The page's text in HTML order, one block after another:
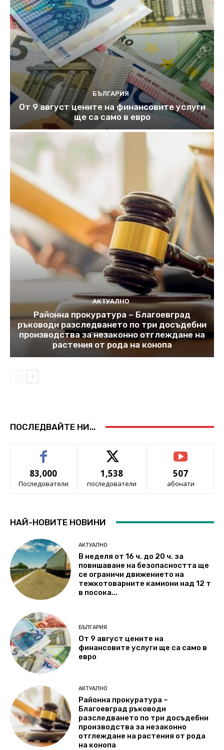
БЪЛГАРИЯ
От 9 август цените на финансовите услуги
ще са само в евро
АКТУАЛНО
Районна прокуратура – Благоевград
ръководи разследването по три досъдебни
производства за незаконно отглеждане на
растения от рода на конопа
ПОСЛЕДВАЙТЕ НИ...
83,000
Последователи
1,538
последователи
507
абонати
НАЙ-НОВИТЕ НОВИНИ
АКТУАЛНО
В неделя от 16 ч. до 20 ч. за
повишаване на безопасността ще
се ограничи движението на
тежкотоварните камиони над 12 т
в посока...
БЪЛГАРИЯ
От 9 август цените на
финансовите услуги ще са само в
евро
АКТУАЛНО
Районна прокуратура –
Благоевград ръководи
разследването по три досъдебни
производства за незаконно
отглеждане на растения от рода
на конопа